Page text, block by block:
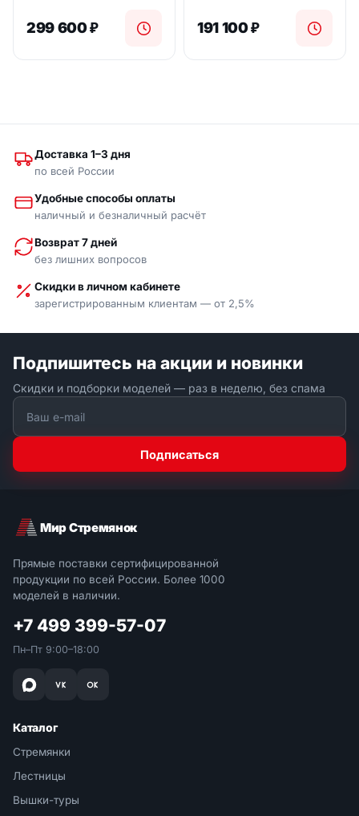
299 600₽ 191 100₽
Доставка 1–3 дня
по всей России
Удобные способы оплаты
наличный и безналичный расчёт
Возврат 7 дней
без лишних вопросов
Скидки в личном кабинете
зарегистрированным клиентам — от 2,5%
Подпишитесь на акции и новинки
Скидки и подборки моделей — раз в неделю, без спама
Подписаться
Мир Стремянок
Прямые поставки сертифицированной
продукции по всей России. Более 1000
моделей в наличии.
+7 499 399-57-07
Пн–Пт 9:00–18:00
Каталог
Стремянки
Лестницы
Вышки-туры